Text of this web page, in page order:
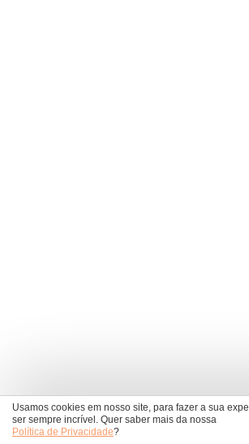
Usamos cookies em nosso site, para fazer a sua
ser sempre incrível. Quer saber mais da nossa
Política de Privacidade?